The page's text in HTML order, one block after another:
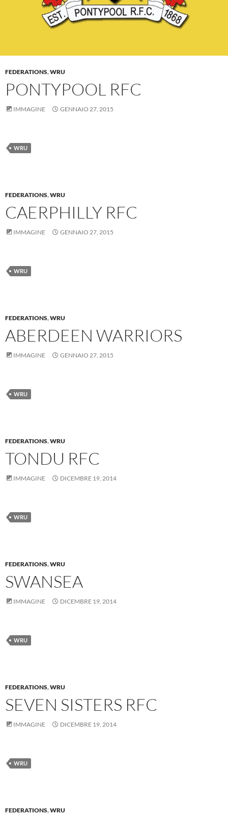
FEDERATIONS,WRU
PONTYPOOL RFC
IMMAGINE GENNAIO 27, 2015
WRU
FEDERATIONS,WRU
CAERPHILLY RFC
IMMAGINE GENNAIO 27, 2015
WRU
FEDERATIONS,WRU
ABERDEEN WARRIORS
IMMAGINE GENNAIO 27, 2015
WRU
FEDERATIONS,WRU
TONDU RFC
IMMAGINE DICEMBRE 19, 2014
WRU
FEDERATIONS,WRU
SWANSEA
IMMAGINE DICEMBRE 19, 2014
WRU
FEDERATIONS,WRU
SEVEN SISTERS RFC
IMMAGINE DICEMBRE 19, 2014
WRU
FEDERATIONS,WRU